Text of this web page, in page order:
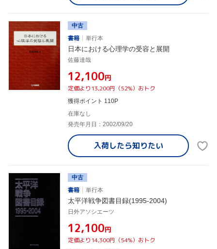
中古
書籍
単行本
日本における心理学の受容と展開
佐藤達哉
¥12,100円
定価より13,200円（52%）おトク
獲得ポイント 110P
在庫なし
発売年月日：2002/09/20
入荷したら知りたい
中古
書籍
単行本
太平洋戦争図書目録(1995-2004)
日外アソシエーツ
¥12,100円
定価より14,300円（54%）おトク